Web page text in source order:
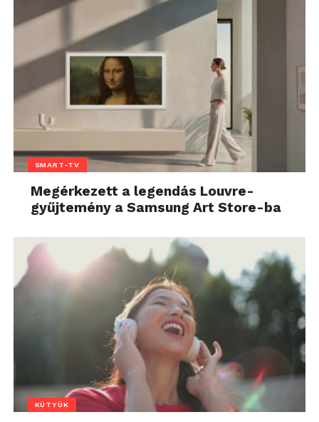
SMART-TV
Megérkezett a legendás Louvre-
gyűjtemény a Samsung Art Store-ba
KÜTYÜK